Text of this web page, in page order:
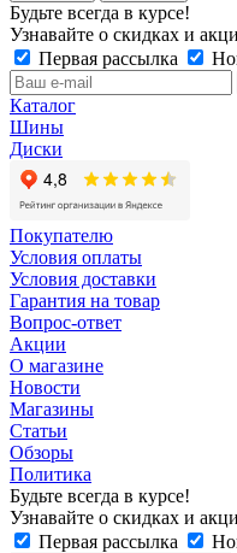
Будьте всегда в курсе!
Узнавайте о скидках и
Первая рассылка
Каталог
Шины
Диски
Покупателю
Условия оплаты
Условия доставки
Гарантия на товар
Вопрос-ответ
Акции
О магазине
Новости
Магазины
Статьи
Обзоры
Политика
Будьте всегда в курсе!
Узнавайте о скидках и
Первая рассылка